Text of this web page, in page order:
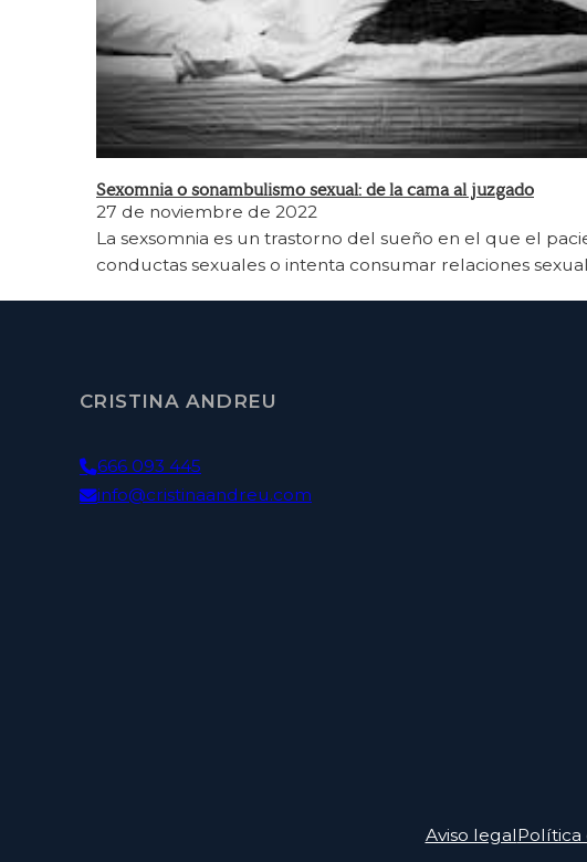
Sexomnia o sonambulismo sexual: de la cama al juzgado
27 de noviembre de 2022
La sexsomnia es un trastorno del sueño en el que el
conductas sexuales o intenta consumar relaciones
CRISTINA ANDREU
666 093 445
info@cristinaandreu.com
Aviso legalPolítica